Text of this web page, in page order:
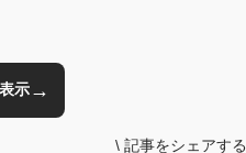
示→
\ 記事をシェアする